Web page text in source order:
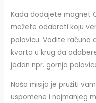
Kada dodajete magnet
možete odabrati koju
polovicu. Vodite računa
kvarta u krug da
jedan npr. gornja
Naša misija je pružiti
uspomene i najmanjeg